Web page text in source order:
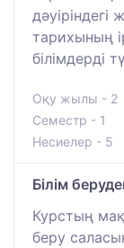
дәуіріндегі
тарихының
білімдерді
Оқу жылы - 2
Семестр - 1
Несиелер - 5
Білім
Курстың
беру